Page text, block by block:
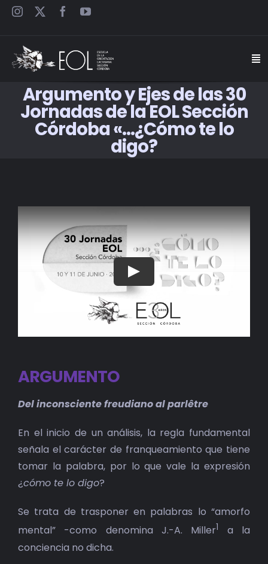
Saltar
INICIO
ESCUELA
JORNADAS
CARTELES
BIBLIOTECA
MEDIODICHO
Argumento y Ejes de las 30
Jornadas de la EOL Sección
Córdoba «…¿Cómo te lo
digo?
ARGUMENTO
Del inconsciente freudiano al parlêtre
En el inicio de un análisis, la regla fundamental
señala el carácter de franqueamiento que tiene
tomar la palabra, por lo que vale la expresión
¿cómo te lo digo?
Se trata de trasponer en palabras lo “amorfo
mental” -como denomina J.-A. Miller1
a la
conciencia no dicha.